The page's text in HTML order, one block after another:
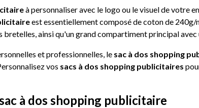
à personnaliser avec le logo ou le visuel de votre
est essentiellement composé de coton de 240g/
bretelles, ainsi qu'un grand compartiment principal
et professionnelles, le sac à dos shopping
vos sacs à dos shopping publicitaires
à dos shopping publicitaire